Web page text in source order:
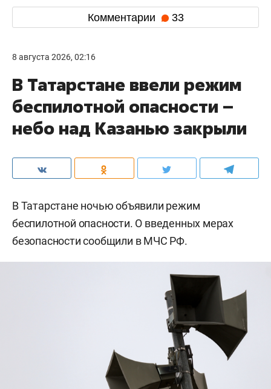
Комментарии 33
8 августа 2026, 02:16
В Татарстане ввели режим
беспилотной опасности –
небо над Казанью закрыли
В Татарстане ночью объявили режим
беспилотной опасности. О введенных мерах
безопасности сообщили в МЧС РФ.